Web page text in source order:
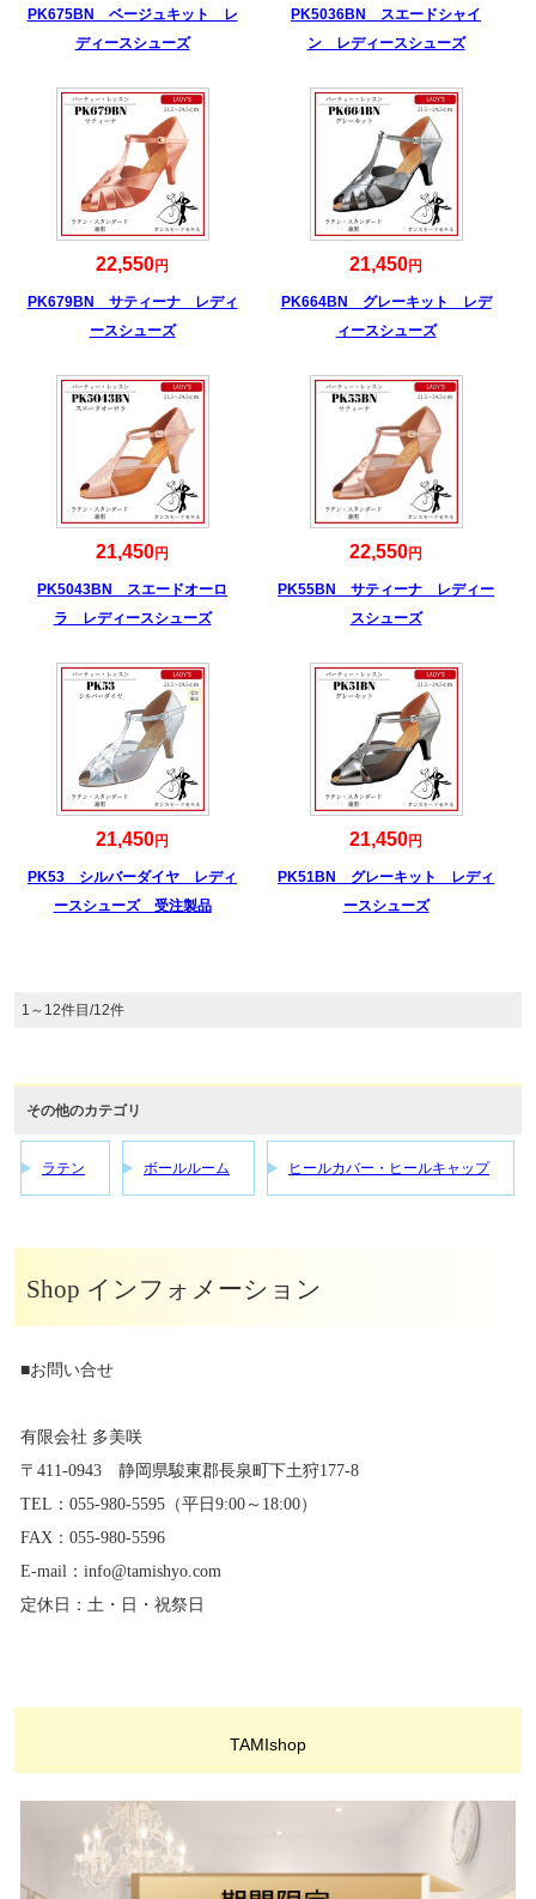
PK675BN ベージュキット レ
ディースシューズ
PK5036BN スエードシャイ
ン レディースシューズ
22,550円
PK679BN サティーナ レディ
ースシューズ
21,450円
PK664BN グレーキット レデ
ィースシューズ
21,450円
PK5043BN スエードオーロ
ラ レディースシューズ
22,550円
PK55BN サティーナ レディー
スシューズ
21,450円
PK53 シルバーダイヤ レディ
ースシューズ 受注製品
21,450円
PK51BN グレーキット レディ
ースシューズ
1～12件目/12件
その他のカテゴリ
ラテン ボールルーム ヒールカバー・ヒールキャップ
Shop インフォメーション
■お問い合せ
有限会社 多美咲
〒411-0943 静岡県駿東郡長泉町下土狩177-8
TEL：055-980-5595（平日9:00～18:00）
FAX：055-980-5596
E-mail：info@tamishyo.com
定休日：土・日・祝祭日
TAMIshop